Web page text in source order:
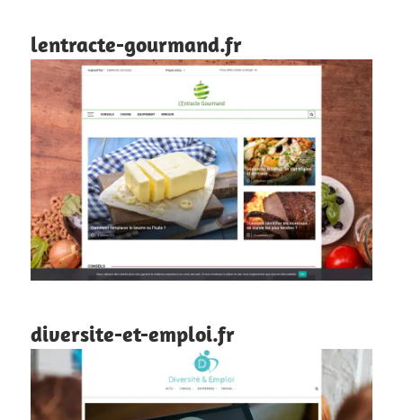
lentracte-gourmand.fr
diversite-et-emploi.fr